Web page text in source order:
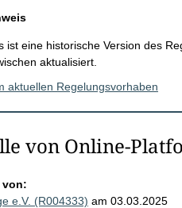
ist eine historische Version des
aktualisiert.
aktuellen Regelungsvorhaben
von Online-
von:
e.V. (R004333) am 03.03.2025